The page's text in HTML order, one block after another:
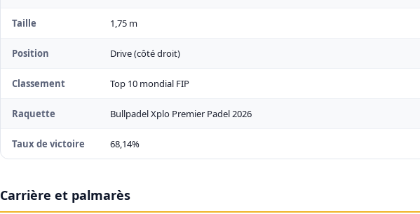
Taille 1,75 m
Position Drive (côté droit)
Classement Top 10 mondial FIP
Raquette Bullpadel Xplo Premier Padel 2026
Taux de victoire 68,14%
Carrière et palmarès